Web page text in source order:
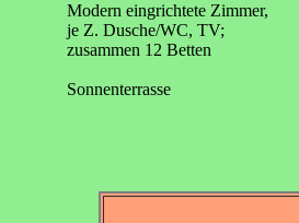
Modern eingrichtete Zimmer,
je Z. Dusche/WC, TV;
zusammen 12 Betten
Sonnenterrasse